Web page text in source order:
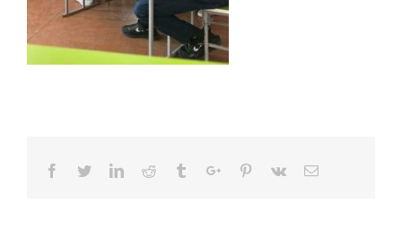
Facebook
TwitterLinkedinReddit TumblrGoogle+Pinterest
Vk Email